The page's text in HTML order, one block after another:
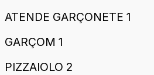
ATENDE GARÇONETE 1
GARÇOM 1
PIZZAIOLO 2